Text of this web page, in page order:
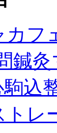
カフ
鍼
駒込
トレ